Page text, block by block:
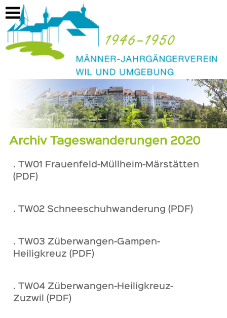
https://www.mjwil46-50.ch/archiv/tageswanderungen/2020
Archiv Tageswanderungen 2020
. TW01 Frauenfeld-Müllheim-Märstätten
(PDF)
. TW02 Schneeschuhwanderung (PDF)
. TW03 Züberwangen-Gampen-
Heiligkreuz (PDF)
. TW04 Züberwangen-Heiligkreuz-
Zuzwil (PDF)